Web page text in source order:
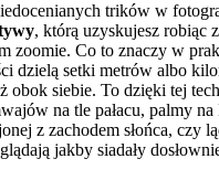
trików w
, którą uzyskujesz robiąc
zoomie. Co to znaczy w
dzielą setki metrów albo
obok siebie. To dzięki tej
na tle pałacu, palmy na
z zachodem słońca, czy
jakby siadały